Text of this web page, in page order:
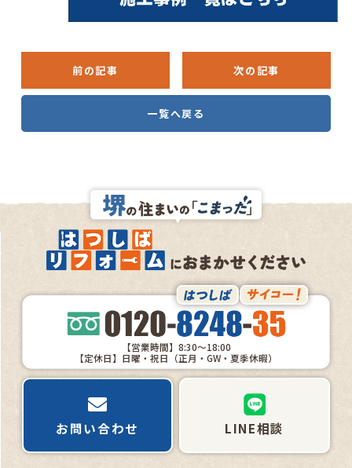
前の記事 次の記事
一覧へ戻る
【営業時間】8:30～18:00
【定休日】日曜・祝日（正月・GW・夏季休暇）
お問い合わせ LINE相談